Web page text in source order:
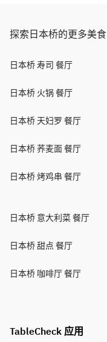
探索日本桥的更多美食
日本桥 寿司 餐厅
日本桥 火锅 餐厅
日本桥 天妇罗 餐厅
日本桥 荞麦面 餐厅
日本桥 烤鸡串 餐厅
日本桥 意大利菜 餐厅
日本桥 甜点 餐厅
日本桥 咖啡厅 餐厅
TableCheck 应用